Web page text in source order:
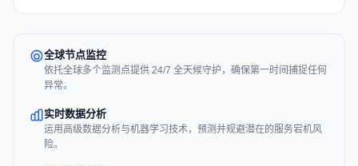
全球节点监控
依托全球多个监测点提供 24/7 全天候守护，确保第一时间捕捉任何
异常。
实时数据分析
运用高级数据分析与机器学习技术，预测并规避潜在的服务宕机风
险。